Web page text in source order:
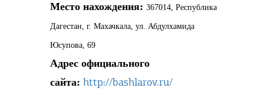
Место нахождения: 367014, Республика
Дагестан, г. Махачкала, ул. Абдулхамида
Юсупова, 69
Адрес официального
сайта: http://bashlarov.ru/